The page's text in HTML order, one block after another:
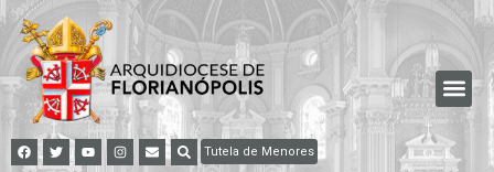
Tutela de Menores